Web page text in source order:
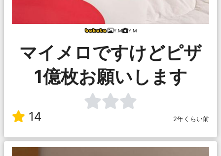
Y.M Y.M
マイメロですけどピザ
1億枚お願いします
14 2年くらい前